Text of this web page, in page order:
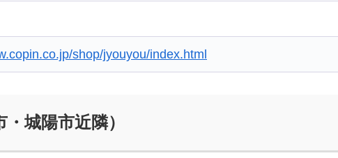
shop/jyouyou/index.html
城陽市近隣）